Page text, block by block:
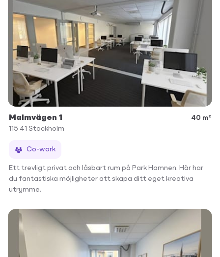
Malmvägen 1
40 m²
115 41 Stockholm
Co-work
Ett trevligt privat och låsbart rum på Park Hamnen. Här har
du fantastiska möjligheter att skapa ditt eget kreativa
utrymme.